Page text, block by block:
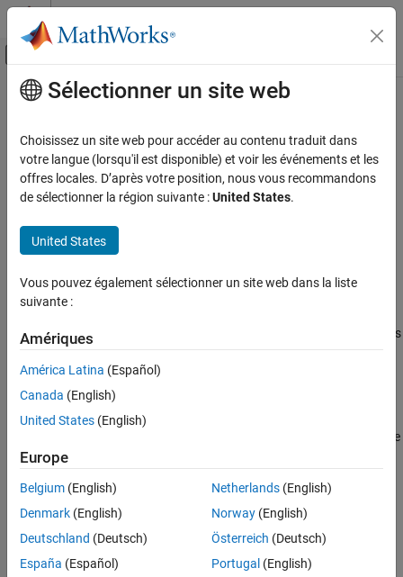
Passer au contenu
Activer/désactiver l'affichage du menu
Accueil de la documentation
Polyspace Bug Finder
Reviewing and Reporting Results
Polyspace Bug Finder Results
Coding Standards
MISRA C++:2008 Rules
ON THIS PAGE
Version History
See Also
Contenu principal
MISRA C++:2008 Rule 9-3-2
Member functions shall not return non-const handles to class-
data
Member functions shall not return non-const handles to class-
Polyspace
The checker flags a rule violation only if a member function returns
a non-constpointer or reference to a nonstatic data member. The
rule does not apply to static data members.
Troubleshooting
does not report it, see
Diagnose Why Coding Standard Violations Do Not Appear as
Expected.
Check Information
Group:Classes
Category:Required
Sélectionner un site web
Choisissez un site web pour accéder au contenu traduit dans
votre langue (lorsqu'il est disponible) et voir les événements et les
offres locales. D’après votre position, nous vous recommandons
de sélectionner la région suivante :United States.
United States
Vous pouvez également sélectionner un site web dans la liste
suivante :
Amériques
América Latina (Español)
Canada (English)
United States (English)
Europe
Belgium (English)
Denmark (English)
Deutschland (Deutsch)
España (Español)
Netherlands(English)
Norway(English)
Österreich (Deutsch)
Portugal (English)